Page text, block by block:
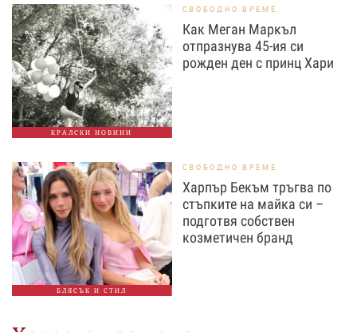
КРАЛСКИ НОВИНИ
СВОБОДНО ВРЕМЕ
Как Меган Маркъл
отпразнува 45-ия си
рожден ден с принц Хари
БЛЯСЪК И СТИЛ
СВОБОДНО ВРЕМЕ
Харпър Бекъм тръгва по
стъпките на майка си –
подготвя собствен
козметичен бранд